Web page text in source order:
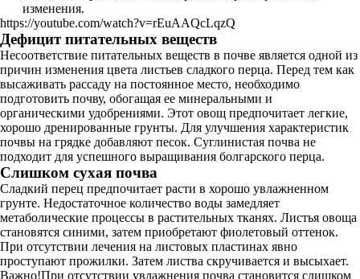
изменения.
https://youtube.com/watch?v=rEuAAQcLqzQ
Дефицит питательных веществ
Несоответствие питательных веществ в почве является одной из
причин изменения цвета листьев сладкого перца. Перед тем как
высаживать рассаду на постоянное место, необходимо
подготовить почву, обогащая ее минеральными и
органическими удобрениями. Этот овощ предпочитает легкие,
хорошо дренированные грунты. Для улучшения характеристик
почвы на грядке добавляют песок. Суглинистая почва не
подходит для успешного выращивания болгарского перца.
Слишком сухая почва
Сладкий перец предпочитает расти в хорошо увлажненном
грунте. Недостаточное количество воды замедляет
метаболические процессы в растительных тканях. Листья овоща
становятся синими, затем приобретают фиолетовый оттенок.
При отсутствии лечения на листовых пластинах явно
проступают прожилки. Затем листва скручивается и высыхает.
Важно!При отсутствии увлажнения почва становится слишком